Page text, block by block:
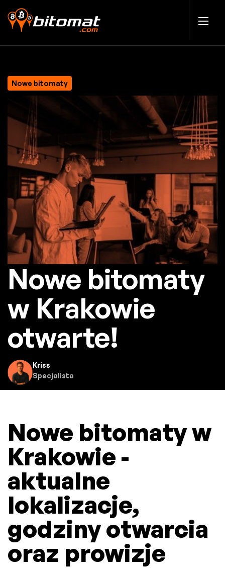
Nowe bitomaty
Nowe bitomaty
w Krakowie
otwarte!
Kriss
Specjalista
Nowe bitomaty w
Krakowie -
aktualne
lokalizacje,
godziny otwarcia
oraz prowizje